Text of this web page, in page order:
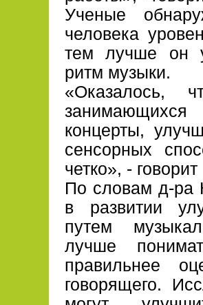
Ученые
человека
тем лучше он
ритм музыки.
«Оказалось,
концерты,
сенсорных
четко», -
По словам д-ра
в развитии
путем
лучше
правильнее
говорящего.